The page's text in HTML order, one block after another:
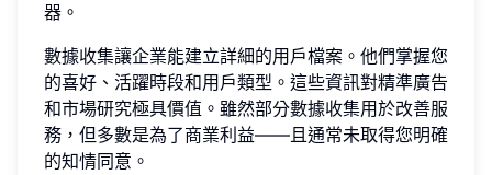
器。
數據收集讓企業能建立詳細的用戶檔案。他們掌握您
的喜好、活躍時段和用戶類型。這些資訊對精準廣告
和市場研究極具價值。雖然部分數據收集用於改善服
務，但多數是為了商業利益——且通常未取得您明確
的知情同意。